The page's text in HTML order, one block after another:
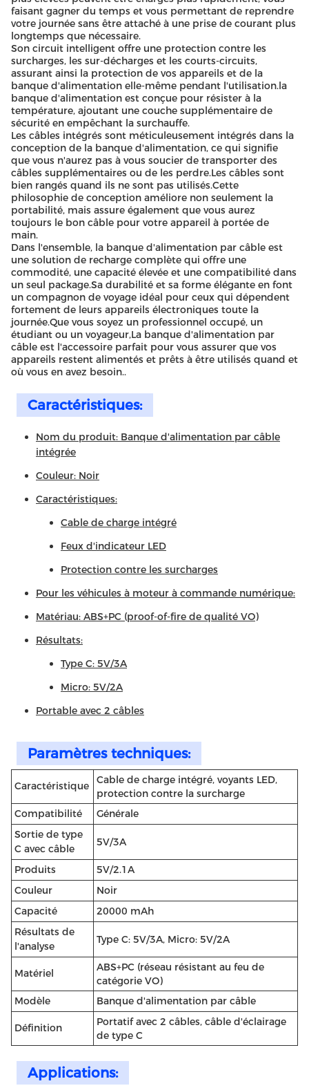
faisant gagner du temps et vous permettant de reprendre
votre journée sans être attaché à une prise de courant plus
longtemps que nécessaire.
Son circuit intelligent offre une protection contre les
surcharges, les sur-décharges et les courts-circuits,
assurant ainsi la protection de vos appareils et de la
banque d'alimentation elle-même pendant l'utilisation.la
banque d'alimentation est conçue pour résister à la
température, ajoutant une couche supplémentaire de
sécurité en empêchant la surchauffe.
Les câbles intégrés sont méticuleusement intégrés dans la
conception de la banque d'alimentation, ce qui signifie
que vous n'aurez pas à vous soucier de transporter des
câbles supplémentaires ou de les perdre.Les câbles sont
bien rangés quand ils ne sont pas utilisés.Cette
philosophie de conception améliore non seulement la
portabilité, mais assure également que vous aurez
toujours le bon câble pour votre appareil à portée de
main.
Dans l'ensemble, la banque d'alimentation par câble est
une solution de recharge complète qui offre une
commodité, une capacité élevée et une compatibilité dans
un seul package.Sa durabilité et sa forme élégante en font
un compagnon de voyage idéal pour ceux qui dépendent
fortement de leurs appareils électroniques toute la
journée.Que vous soyez un professionnel occupé, un
étudiant ou un voyageur,La banque d'alimentation par
câble est l'accessoire parfait pour vous assurer que vos
appareils restent alimentés et prêts à être utilisés quand et
où vous en avez besoin..
Caractéristiques:
Nom du produit: Banque d'alimentation par câble
intégrée
Couleur: Noir
Caractéristiques:
Cable de charge intégré
Feux d'indicateur LED
Protection contre les surcharges
Pour les véhicules à moteur à commande numérique:
Matériau: ABS+PC (proof-of-fire de qualité VO)
Résultats:
Type C: 5V/3A
Micro: 5V/2A
Portable avec 2 câbles
Paramètres techniques:
Caractéristique
Cable de charge intégré, voyants LED,
protection contre la surcharge
Compatibilité
Générale
Sortie de type
C avec câble
5V/3A
Produits
5V/2.1A
Couleur
Noir
Capacité
20000 mAh
Résultats de
l'analyse
Type C: 5V/3A, Micro: 5V/2A
Matériel
ABS+PC (réseau résistant au feu de
catégorie VO)
Modèle
Banque d'alimentation par câble
Définition
Portatif avec 2 câbles, câble d'éclairage
de type C
Applications: